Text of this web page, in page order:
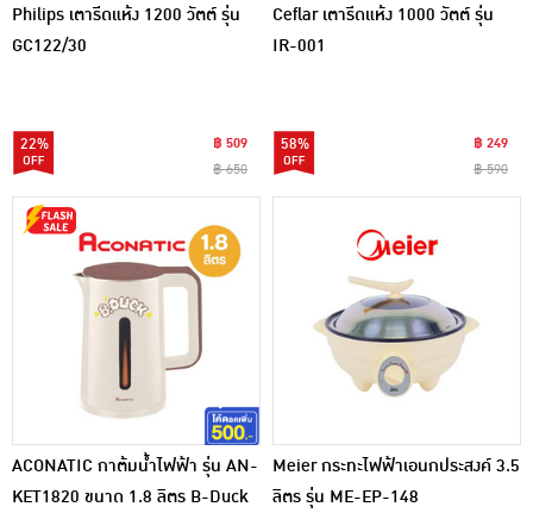
Philips เตารีดแห้ง 1200 วัตต์ รุ่น
GC122/30
22%
฿ 509
฿ 650
Ceflar เตารีดแห้ง 1000 วัตต์ รุ่น
IR-001
58%
฿ 249
฿ 590
ACONATIC กาต้มน้ำไฟฟ้า รุ่น AN-
KET1820 ขนาด 1.8 ลิตร B-Duck
Meier กระทะไฟฟ้าเอนกประสงค์ 3.5
ลิตร รุ่น ME-EP-148